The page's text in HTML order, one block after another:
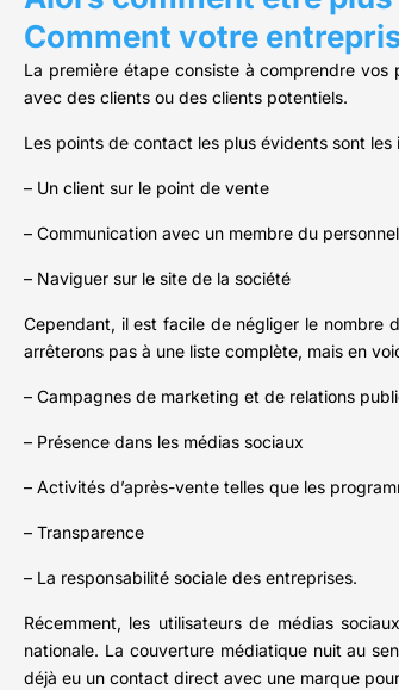
Comment votre
La première étape consiste à comprendre
avec des clients ou des clients potentiels.
Les points de contact les plus évidents sont
– Un client sur le point de vente
– Communication avec un membre du personnel
– Naviguer sur le site de la société
Cependant, il est facile de négliger le nombre
arrêterons pas à une liste complète, mais en
– Campagnes de marketing et de relations
– Présence dans les médias sociaux
– Activités d’après-vente telles que les
– Transparence
– La responsabilité sociale des entreprises.
Récemment, les utilisateurs de médias
nationale. La couverture médiatique nuit au
déjà eu un contact direct avec une marque